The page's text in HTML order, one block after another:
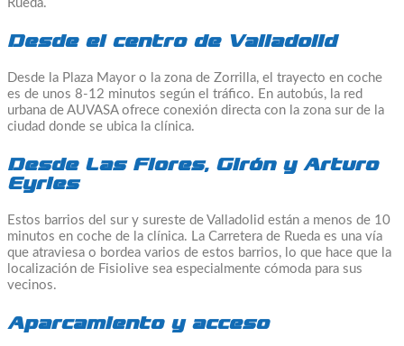
Rueda.
Desde el centro de Valladolid
Desde la Plaza Mayor o la zona de Zorrilla, el trayecto en coche
es de unos 8-12 minutos según el tráfico. En autobús, la red
urbana de AUVASA ofrece conexión directa con la zona sur de la
ciudad donde se ubica la clínica.
Desde Las Flores, Girón y Arturo
Eyries
Estos barrios del sur y sureste de Valladolid están a menos de 10
minutos en coche de la clínica. La Carretera de Rueda es una vía
que atraviesa o bordea varios de estos barrios, lo que hace que la
localización de Fisiolive sea especialmente cómoda para sus
vecinos.
Aparcamiento y acceso